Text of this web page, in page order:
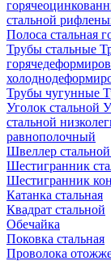
стальной
Полоса стальная
Трубы стальные
Трубы чугунные
Уголок стальной
стальной
равнополочный
Швеллер стальной
Шестигранник
Шестигранник
Катанка стальная
Квадрат стальной
Обечайка
Поковка стальная
Проволока